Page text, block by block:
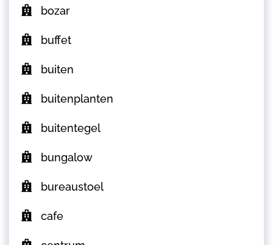
bozar
buffet
buiten
buitenplanten
buitentegel
bungalow
bureaustoel
cafe